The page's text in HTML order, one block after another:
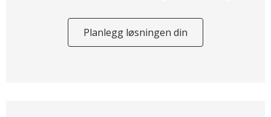
Planlegg løsningen din